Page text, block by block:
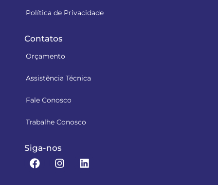
Política de Privacidade
Contatos
Orçamento
Assistência Técnica
Fale Conosco
Trabalhe Conosco
Siga-nos